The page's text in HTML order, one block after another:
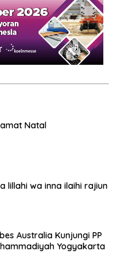
Natal
lillahi wa inna ilaihi rajiun
Australia Kunjungi PP
Yogyakarta